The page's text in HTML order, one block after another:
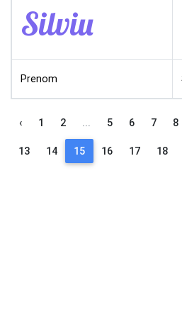
Silviu
Prenom
‹ 1 2 ... 5 6 7 8
13 14 15 16 17 18